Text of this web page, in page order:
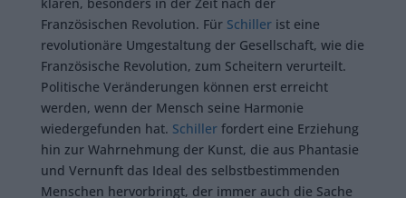
Französischen Revolution. Für Schillerist eine
revolutionäre Umgestaltung der Gesellschaft, wie die
Französische Revolution, zum Scheitern verurteilt.
Politische Veränderungen können erst erreicht
werden, wenn der Mensch seine Harmonie
wiedergefunden hat. Schillerfordert eine Erziehung
hin zur Wahrnehmung der Kunst, die aus Phantasie
und Vernunft das Ideal des selbstbestimmenden
Menschen hervorbringt, der immer auch die Sache